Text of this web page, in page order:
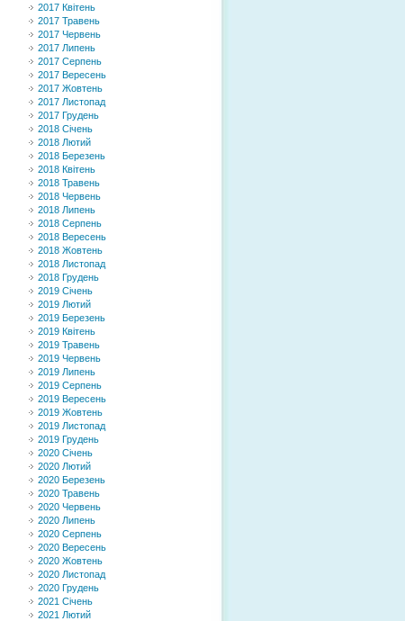
2017 Квітень
2017 Травень
2017 Червень
2017 Липень
2017 Серпень
2017 Вересень
2017 Жовтень
2017 Листопад
2017 Грудень
2018 Січень
2018 Лютий
2018 Березень
2018 Квітень
2018 Травень
2018 Червень
2018 Липень
2018 Серпень
2018 Вересень
2018 Жовтень
2018 Листопад
2018 Грудень
2019 Січень
2019 Лютий
2019 Березень
2019 Квітень
2019 Травень
2019 Червень
2019 Липень
2019 Серпень
2019 Вересень
2019 Жовтень
2019 Листопад
2019 Грудень
2020 Січень
2020 Лютий
2020 Березень
2020 Травень
2020 Червень
2020 Липень
2020 Серпень
2020 Вересень
2020 Жовтень
2020 Листопад
2020 Грудень
2021 Січень
2021 Лютий